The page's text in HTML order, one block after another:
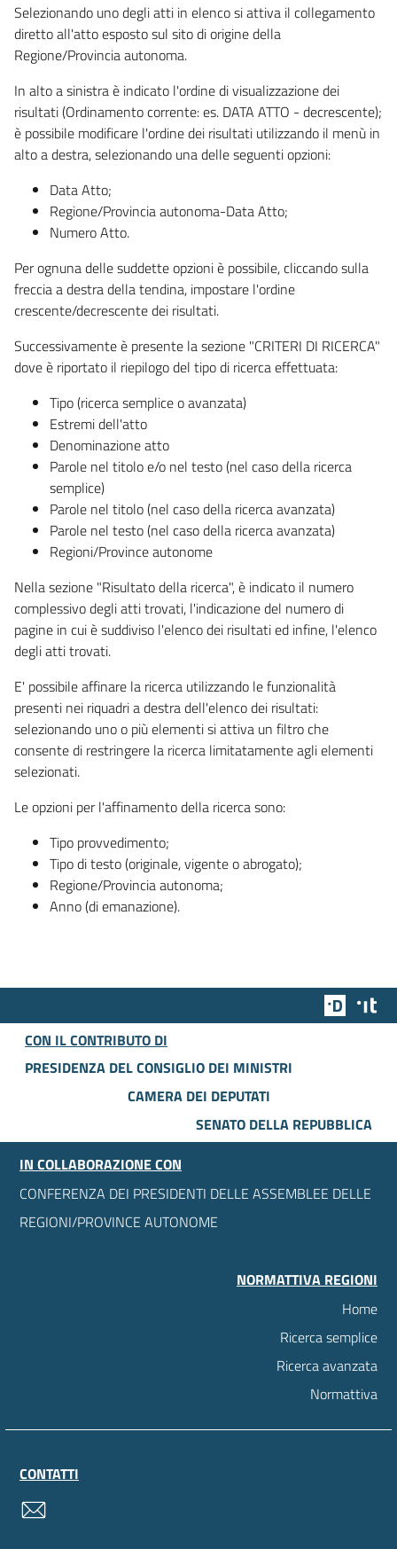
Selezionando uno degli atti in elenco si attiva il collegamento
diretto all'atto esposto sul sito di origine della
Regione/Provincia autonoma.
In alto a sinistra è indicato l'ordine di visualizzazione dei
risultati (Ordinamento corrente: es. DATA ATTO - decrescente);
è possibile modificare l'ordine dei risultati utilizzando il menù in
alto a destra, selezionando una delle seguenti opzioni:
Data Atto;
Regione/Provincia autonoma-Data Atto;
Numero Atto.
Per ognuna delle suddette opzioni è possibile, cliccando sulla
freccia a destra della tendina, impostare l'ordine
crescente/decrescente dei risultati.
Successivamente è presente la sezione "CRITERI DI RICERCA"
dove è riportato il riepilogo del tipo di ricerca effettuata:
Tipo (ricerca semplice o avanzata)
Estremi dell'atto
Denominazione atto
Parole nel titolo e/o nel testo (nel caso della ricerca
semplice)
Parole nel titolo (nel caso della ricerca avanzata)
Parole nel testo (nel caso della ricerca avanzata)
Regioni/Province autonome
Nella sezione "Risultato della ricerca", è indicato il numero
complessivo degli atti trovati, l'indicazione del numero di
pagine in cui è suddiviso l'elenco dei risultati ed infine, l'elenco
degli atti trovati.
E' possibile affinare la ricerca utilizzando le funzionalità
presenti nei riquadri a destra dell'elenco dei risultati:
selezionando uno o più elementi si attiva un filtro che
consente di restringere la ricerca limitatamente agli elementi
selezionati.
Le opzioni per l'affinamento della ricerca sono:
Tipo provvedimento;
Tipo di testo (originale, vigente o abrogato);
Regione/Provincia autonoma;
Anno (di emanazione).
Team
CON IL CONTRIBUTO DI
PRESIDENZA DEL CONSIGLIO DEI MINISTRI
CAMERA DEI DEPUTATI
SENATO DELLA REPUBBLICA
IN COLLABORAZIONE CON
CONFERENZA DEI PRESIDENTI DELLE ASSEMBLEE DELLE
REGIONI/PROVINCE AUTONOME
NORMATTIVA REGIONI
Home
Ricerca semplice
Ricerca avanzata
Normattiva
CONTATTI